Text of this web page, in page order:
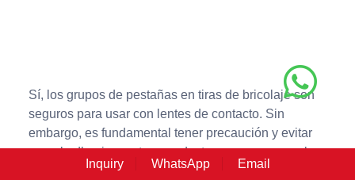
Sí, los grupos de pestañas en tiras de bricolaje son
seguros para usar con lentes de contacto. Sin
embargo, es fundamental tener precaución y evitar
que el adhesivo u otros productos se acerquen a los
ojos mientras se aplican los racimos para evitar
Inquiry WhatsApp Email